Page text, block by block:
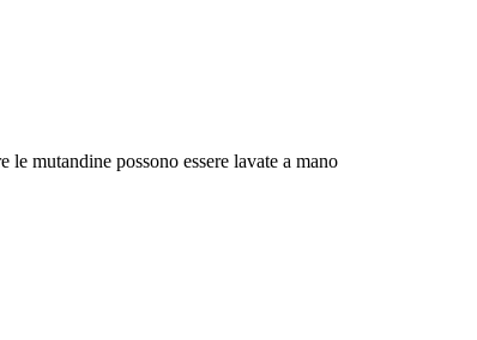
le mutandine possono essere lavate a mano